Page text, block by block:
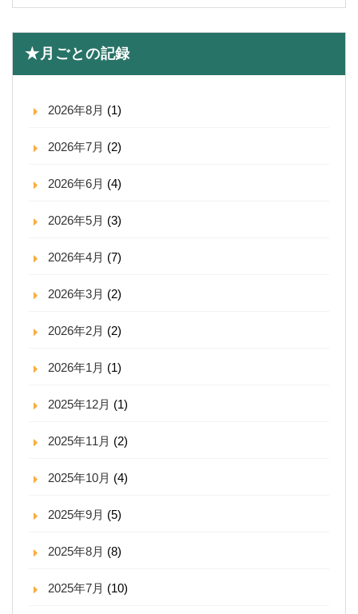
★月ごとの記録
2026年8月 (1)
2026年7月 (2)
2026年6月 (4)
2026年5月 (3)
2026年4月 (7)
2026年3月 (2)
2026年2月 (2)
2026年1月 (1)
2025年12月 (1)
2025年11月 (2)
2025年10月 (4)
2025年9月 (5)
2025年8月 (8)
2025年7月 (10)